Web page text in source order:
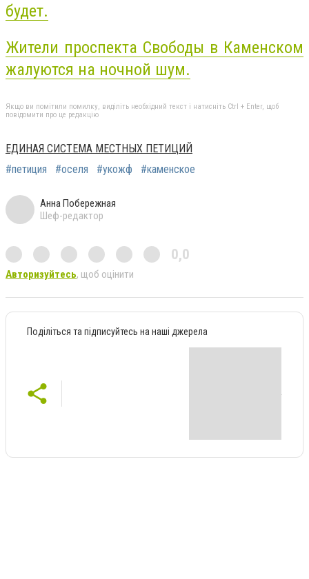
будет.
Жители проспекта Свободы в Каменском
жалуются на ночной шум.
Якщо ви помітили помилку, виділіть необхідний текст і натисніть Ctrl + Enter, щоб
повідомити про це редакцію
ЕДИНАЯ СИСТЕМА МЕСТНЫХ ПЕТИЦИЙ
#петиция
#оселя #укожф #каменское
Анна Побережная
Шеф-редактор
0,0
Авторизуйтесь, щоб оцінити
Поділіться та підписуйтесь на наші джерела